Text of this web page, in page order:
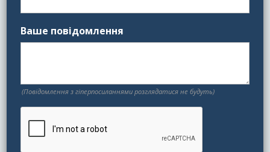
Ваше повідомлення
(Повідомлення з гіперпосиланнями розглядатися не будуть)